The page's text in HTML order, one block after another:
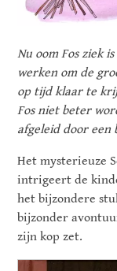
Nu oom Fos ziek
werken om de
op tijd klaar te
Fos niet beter
afgeleid door
Het mysterieuze
intrigeert de
het bijzondere
bijzonder
zijn kop zet.